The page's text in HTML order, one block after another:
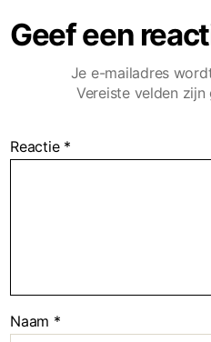
Geef een
Je e-mailadres
Vereiste velden
Reactie *
Naam *